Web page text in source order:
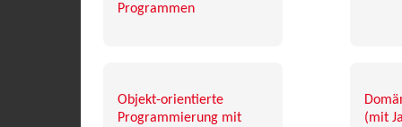
Programmen
Objekt-orientierte
Programmierung mit
(mit